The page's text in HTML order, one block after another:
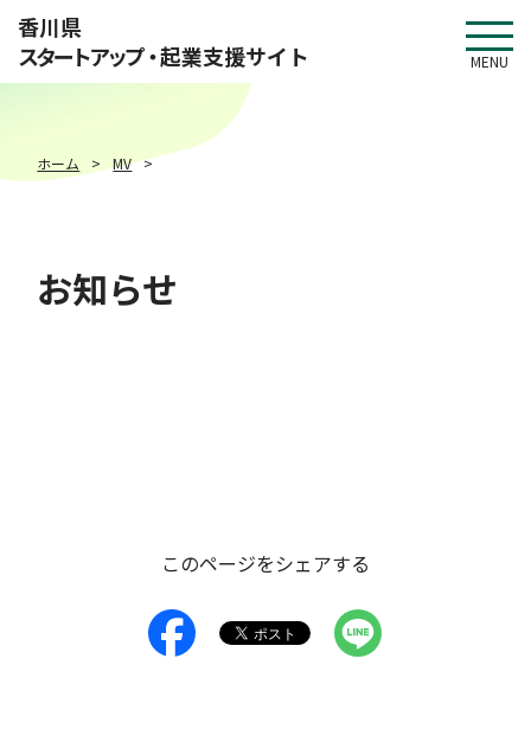
香川県
スタートアップ・起業支援サイト MENU
ホーム MV
お知らせ
このページをシェアする